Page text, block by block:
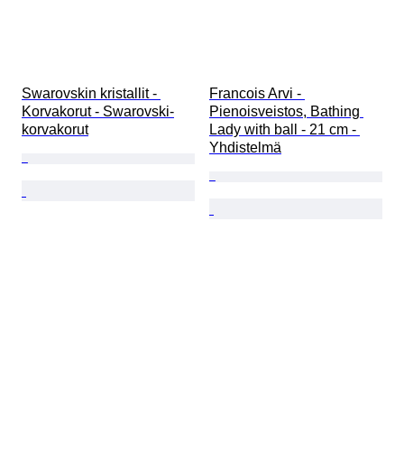
Swarovskin kristallit -
Korvakorut - Swarovski-
korvakorut
Francois Arvi -
Pienoisveistos, Bathing
Lady with ball - 21 cm -
Yhdistelmä